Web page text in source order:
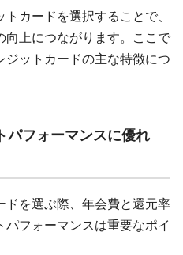
カードを選択することで、
向上につながります。ここで
ジットカードの主な特徴につ
パフォーマンスに優れ
ドを選ぶ際、年会費と還元率
フォーマンスは重要なポイ